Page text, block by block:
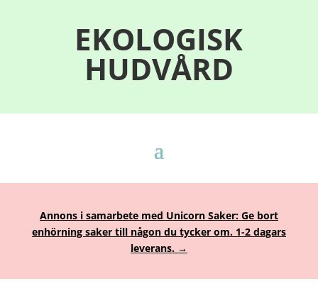
EKOLOGISK
HUDVÅRD
Annons i samarbete med Unicorn Saker: Ge bort
enhörning saker till någon du tycker om. 1-2 dagars
leverans. →